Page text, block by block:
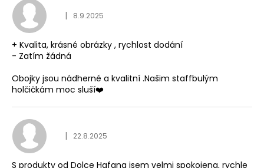
Hodnocení
| 8.9.2025
+ Kvalita, krásné obrázky , rychlost dodání
- Zatím žádná
Obojky jsou nádherné a kvalitní .Našim staffbulým
holčičkám moc sluší❤️
Hodnocení
| 22.8.2025
S produkty od Dolce Hafana jsem velmi spokojena, rychle